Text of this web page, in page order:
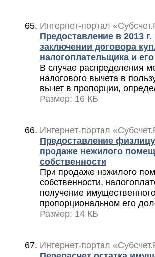
Интернет-портал
Предоставление в 2013
заключении договора
налогоплательщика и
В случае распределения
налогового вычета в
вычет в пропорции,
Размер: 16 КБ
Интернет-портал
Предоставление
продаже нежилого
собственности
При продаже нежилого
собственности,
получение
пропорциональном его
Размер: 14 КБ
Интернет-портал